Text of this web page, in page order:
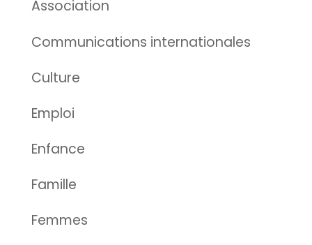
Association
Communications internationales
Culture
Emploi
Enfance
Famille
Femmes